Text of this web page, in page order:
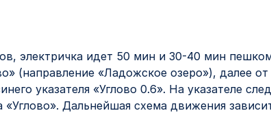
электричка идет 50 мин и 30-40 мин
(направление «Ладожское озеро»), далее
указателя «Углово 0.6». На указателе
«Углово». Дальнейшая схема движения